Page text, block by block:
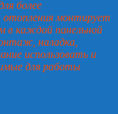
более
отопления монтирует
в каждой панельной
наладка,
использовать и
для работы